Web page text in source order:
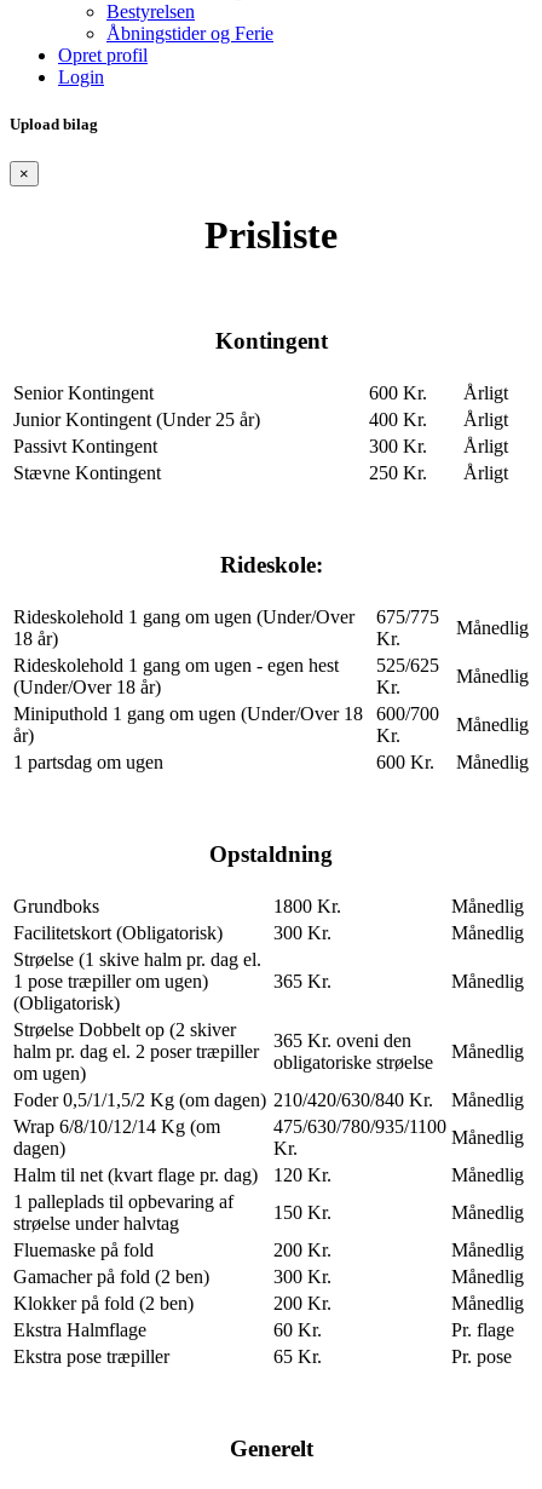
Bestyrelsen
Åbningstider og Ferie
Opret profil
Login
Upload bilag
×
Prisliste
Kontingent
Senior Kontingent 600 Kr.
Årligt
Junior Kontingent (Under 25 år)
400 Kr.
Årligt
Passivt Kontingent
300 Kr.
Årligt
Stævne Kontingent
250 Kr. Årligt
Rideskole:
Rideskolehold 1 gang om ugen (Under/Over
18 år)
675/775
Kr.
Månedlig
Rideskolehold 1 gang om ugen - egen hest
(Under/Over 18 år)
525/625
Kr.
Månedlig
Miniputhold 1 gang om ugen (Under/Over 18
år)
600/700
Kr.
Månedlig
1 partsdag om ugen
600 Kr. Månedlig
Opstaldning
Grundboks 1800 Kr.
Månedlig
Facilitetskort (Obligatorisk)
300 Kr.
Månedlig
Strøelse (1 skive halm pr. dag el.
1 pose træpiller om ugen)
(Obligatorisk)
365 Kr. Månedlig
Strøelse Dobbelt op (2 skiver
halm pr. dag el. 2 poser træpiller
om ugen)
365 Kr. oveni den
obligatoriske strøelse
Månedlig
Foder 0,5/1/1,5/2 Kg (om dagen) 210/420/630/840 Kr.
Månedlig
Wrap 6/8/10/12/14 Kg (om
dagen)
475/630/780/935/1100
Kr.
Månedlig
Halm til net (kvart flage pr. dag)
120 Kr.
Månedlig
1 palleplads til opbevaring af
strøelse under halvtag
150 Kr.
Månedlig
Fluemaske på fold
200 Kr.
Månedlig
Gamacher på fold (2 ben)
300 Kr.
Månedlig
Klokker på fold (2 ben)
200 Kr.
Månedlig
Ekstra Halmflage
60 Kr.
Pr. flage
Ekstra pose træpiller
65 Kr. Pr. pose
Generelt